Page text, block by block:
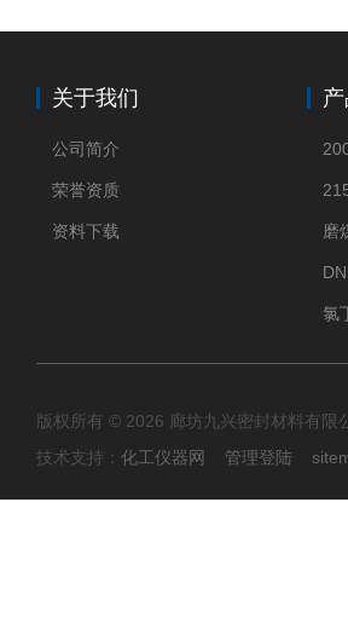
关于我们
公司简介
荣誉资质
资料下载 磨
氯
版权所有 © 2026 廊坊九兴密封材料有
技术支持： 化工仪器网 管理登陆